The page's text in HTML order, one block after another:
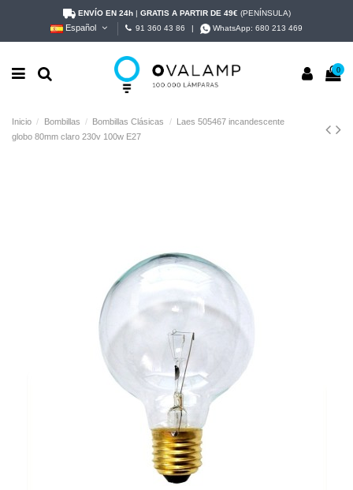
ENVÍO EN 24h| GRATIS A PARTIR DE 49€ (PENÍNSULA)
Español 91 360 43 86 WhatsApp:680 213 469
0
Inicio Bombillas Bombillas Clásicas
Laes 505467 incandescente
globo 80mm claro 230v 100w E27